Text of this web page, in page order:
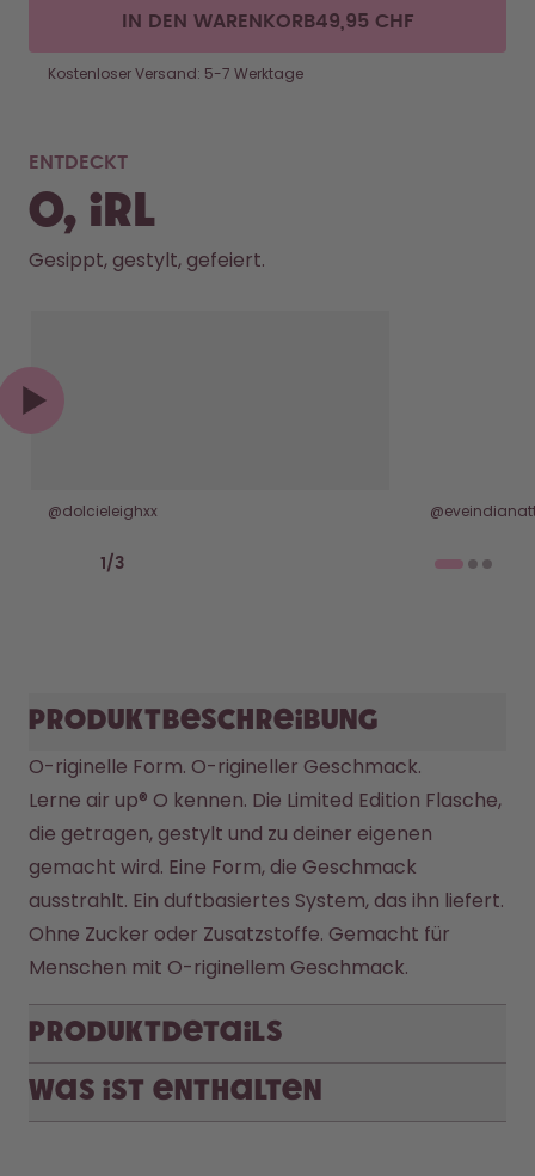
IN DEN WARENKORB49,95 CHF
Kostenloser Versand: 5-7 Werktage
ENTDECKT
O, IRL
Gesippt, gestylt, gefeiert.
@dolcieleighxx
1 /3
Produktbeschreibung
O-riginelle Form. O-rigineller Geschmack.
Lerne air up® O kennen. Die Limited Edition Flasche,
die getragen, gestylt und zu deiner eigenen
gemacht wird. Eine Form, die Geschmack
ausstrahlt. Ein duftbasiertes System, das ihn liefert.
Ohne Zucker oder Zusatzstoffe. Gemacht für
Menschen mit O-riginellem Geschmack.
Produktdetails
Was ist enthalten